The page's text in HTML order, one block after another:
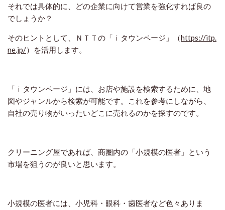
それでは具体的に、どの企業に向けて営業を強化すれば良の
でしょうか？
そのヒントとして、ＮＴＴの「ｉタウンページ」（https://itp.
ne.jp/）を活用します。
「ｉタウンページ」には、お店や施設を検索するために、地
図やジャンルから検索が可能です。これを参考にしながら、
自社の売り物がいったいどこに売れるのかを探すのです。
クリーニング屋であれば、商圏内の「小規模の医者」という
市場を狙うのが良いと思います。
小規模の医者には、小児科・眼科・歯医者など色々ありま